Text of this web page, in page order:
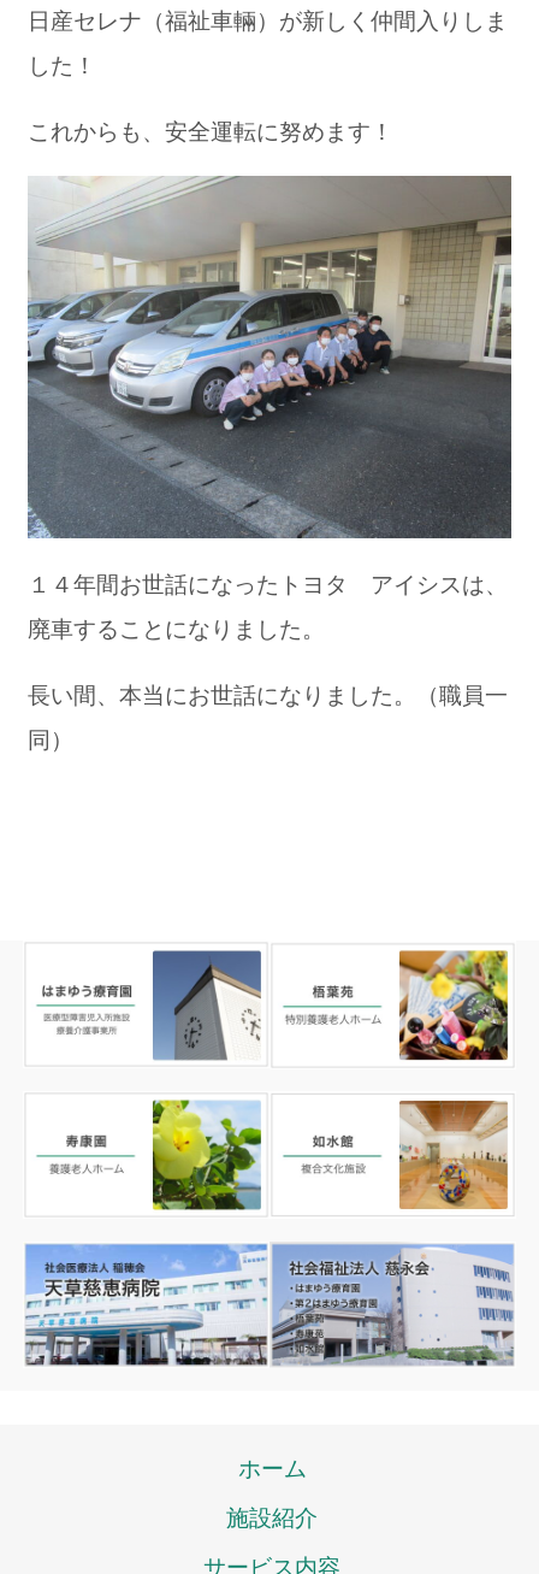
日産セレナ（福祉車輛）が新しく仲間入りしま
した！
これからも、安全運転に努めます！
１４年間お世話になったトヨタ アイシスは、
廃車することになりました。
長い間、本当にお世話になりました。（職員一
同）
ホーム
施設紹介
サービス内容